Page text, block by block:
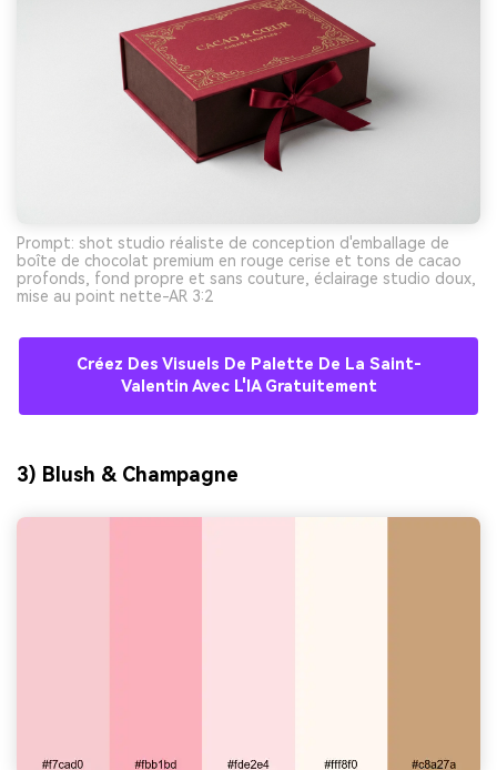
Prompt: shot studio réaliste de conception d'emballage de
boîte de chocolat premium en rouge cerise et tons de cacao
profonds, fond propre et sans couture, éclairage studio doux,
mise au point nette-AR 3:2
Créez Des Visuels De Palette De La Saint-
Valentin Avec L'IA Gratuitement
3) Blush & Champagne